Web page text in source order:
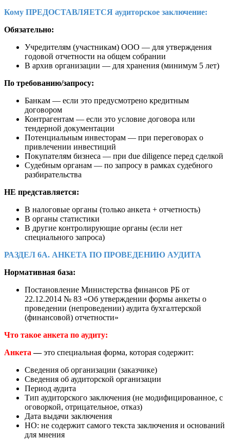
Кому ПРЕДОСТАВЛЯЕТСЯ аудиторское заключение:
Обязательно:
Учредителям (участникам) ООО — для утверждения
годовой отчетности на общем собрании
В архив организации — для хранения (минимум 5 лет)
По требованию/запросу:
Банкам — если это предусмотрено кредитным
договором
Контрагентам — если это условие договора или
тендерной документации
Потенциальным инвесторам — при переговорах о
привлечении инвестиций
Покупателям бизнеса — при due diligence перед сделкой
Судебным органам — по запросу в рамках судебного
разбирательства
НЕ представляется:
В налоговые органы (только анкета + отчетность)
В органы статистики
В другие контролирующие органы (если нет
специального запроса)
РАЗДЕЛ 6А. АНКЕТА ПО ПРОВЕДЕНИЮ АУДИТА
Нормативная база:
Постановление Министерства финансов РБ от
22.12.2014 № 83 «Об утверждении формы анкеты о
проведении (непроведении) аудита бухгалтерской
(финансовой) отчетности»
Что такое анкета по аудиту:
Анкета—это специальная форма, которая содержит:
Сведения об организации (заказчике)
Сведения об аудиторской организации
Период аудита
Тип аудиторского заключения (не модифицированное, с
оговоркой, отрицательное, отказ)
Дата выдачи заключения
НО: не содержит самого текста заключения и оснований
для мнения